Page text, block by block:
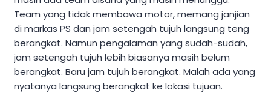
Team yang tidak membawa motor, memang janjian
di markas PS dan jam setengah tujuh langsung teng
berangkat. Namun pengalaman yang sudah-sudah,
jam setengah tujuh lebih biasanya masih belum
berangkat. Baru jam tujuh berangkat. Malah ada yang
nyatanya langsung berangkat ke lokasi tujuan.